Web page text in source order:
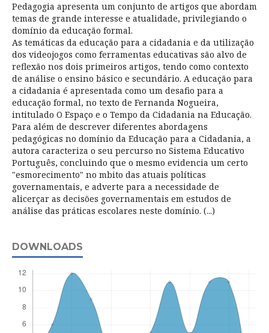
Pedagogia apresenta um conjunto de artigos que abordam
temas de grande interesse e atualidade, privilegiando o
domínio da educação formal.
As temáticas da educação para a cidadania e da utilização
dos videojogos como ferramentas educativas são alvo de
reflexão nos dois primeiros artigos, tendo como contexto
de análise o ensino básico e secundário. A educação para
a cidadania é apresentada como um desafio para a
educação formal, no texto de Fernanda Nogueira,
intitulado O Espaço e o Tempo da Cidadania na Educação.
Para além de descrever diferentes abordagens
pedagógicas no domínio da Educação para a Cidadania, a
autora caracteriza o seu percurso no Sistema Educativo
Português, concluindo que o mesmo evidencia um certo
"esmorecimento" no mbito das atuais políticas
governamentais, e adverte para a necessidade de
alicerçar as decisões governamentais em estudos de
análise das práticas escolares neste domínio. (...)
DOWNLOADS